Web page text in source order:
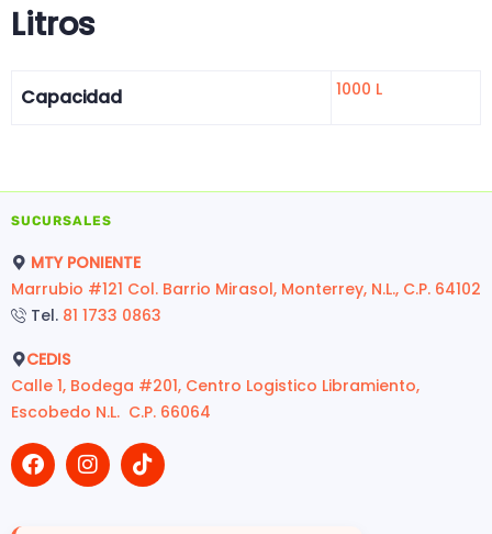
Litros
Capacidad 1000 L
SUCURSALES
MTY PONIENTE
Marrubio #121 Col. Barrio Mirasol, Monterrey, N.L., C.P. 64102
Tel. 81 1733 0863
CEDIS
Calle 1, Bodega #201, Centro Logistico Libramiento,
Escobedo N.L. C.P. 66064